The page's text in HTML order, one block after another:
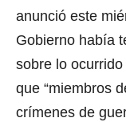
anunció este
Gobierno había
sobre lo
que “miembros
crímenes de